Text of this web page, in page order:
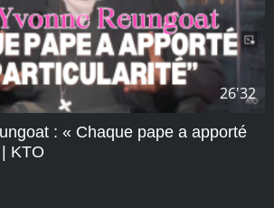
26'32
: « Chaque pape a apporté
KTO